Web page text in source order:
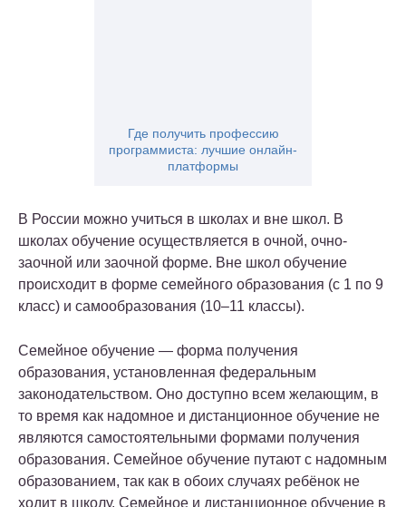
Где получить профессию
программиста: лучшие онлайн-
платформы
В России можно учиться в школах и вне школ. В
школах обучение осуществляется в очной, очно-
заочной или заочной форме. Вне школ обучение
происходит в форме семейного образования (с 1 по 9
класс) и самообразования (10–11 классы).
Семейное обучение — форма получения
образования, установленная федеральным
законодательством. Оно доступно всем желающим, в
то время как надомное и дистанционное обучение не
являются самостоятельными формами получения
образования. Семейное обучение путают с надомным
образованием, так как в обоих случаях ребёнок не
ходит в школу. Семейное и дистанционное обучение в